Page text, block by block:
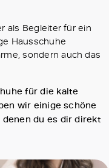
als Begleiter für ein
Hausschuhe
sondern auch das
für die kalte
wir einige schöne
du es dir direkt